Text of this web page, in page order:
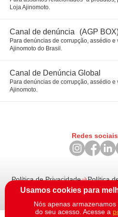
Loja Ajinomoto.
Canal de denúncia (AGP
Para denúncias de corrupção, assédio
Ajinomoto do Brasil.
Canal de Denúncia Global
Para denúncias de corrupção, assédio
Ajinomoto.
Redes
Política de Privacidade
Política
Acessibilidade
Portal E-learning
© 2026 Ajinomoto Co., Inc.
Usamos cookies para
Nós apenas
do seu acesso. Acesse a